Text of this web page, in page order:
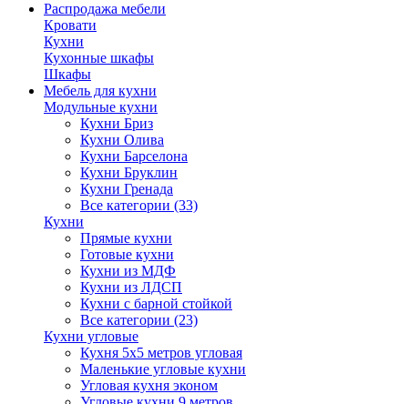
Распродажа мебели
Кровати
Кухни
Кухонные шкафы
Шкафы
Мебель для кухни
Модульные кухни
Кухни Бриз
Кухни Олива
Кухни Барселона
Кухни Бруклин
Кухни Гренада
Все категории (33)
Кухни
Прямые кухни
Готовые кухни
Кухни из МДФ
Кухни из ЛДСП
Кухни с барной стойкой
Все категории (23)
Кухни угловые
Кухня 5х5 метров угловая
Маленькие угловые кухни
Угловая кухня эконом